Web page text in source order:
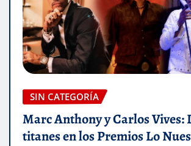
SIN CATEGORÍA
Marc Anthony y Carlos Vives:
titanes en los Premios Lo